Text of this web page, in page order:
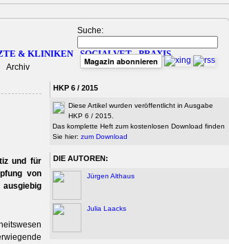
Suche:
Magazin abonnieren
& KLINIKEN SOCIALVET PRAXIS
Archiv
und für
von
HKP 6 / 2015
Diese Artikel wurden veröffentlicht in Ausgabe
HKP 6 / 2015.
Das komplette Heft zum kostenlosen Download finden
Sie hier: zum Download
DIE AUTOREN:
Jürgen Althaus
Julia Laacks